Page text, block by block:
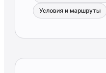
Условия и маршруты